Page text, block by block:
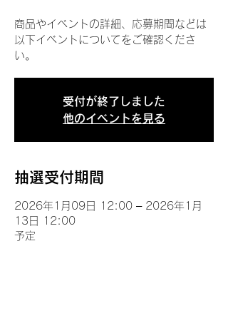
商品やイベントの詳細、応募期間などは
以下イベントについてをご確認くださ
い。
受付が終了しました
他のイベントを見る
抽選受付期間
2026年1月09日 12:00 – 2026年1月
13日 12:00
予定